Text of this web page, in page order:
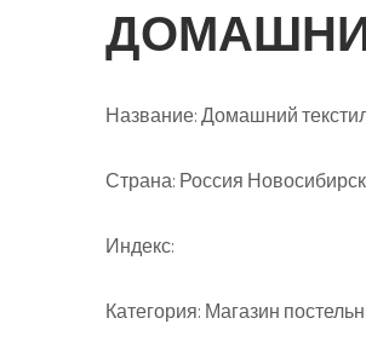
Название:Домашний
Страна: Россия
Индекс:
Категория: Магазин